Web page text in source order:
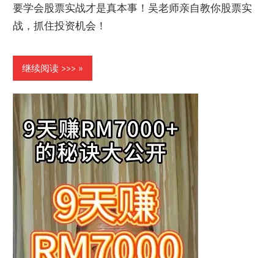
要学会股票实战才是真本事！吴老师亲自教你股票实
战，抓住投资机会！
继续阅读 >>>